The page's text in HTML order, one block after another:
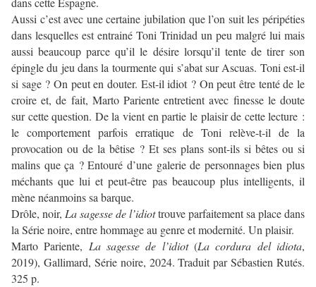
Aussi c’est avec une certaine jubilation que l’on suit les péripéties
dans lesquelles est entrainé Toni Trinidad un peu malgré lui mais
aussi beaucoup parce qu’il le désire lorsqu’il tente de tirer son
épingle du jeu dans la tourmente qui s’abat sur Ascuas. Toni est-il
si sage ? On peut en douter. Est-il idiot ? On peut être tenté de le
croire et, de fait, Marto Pariente entretient avec finesse le doute
sur cette question. De la vient en partie le plaisir de cette lecture :
le comportement parfois erratique de Toni relève-t-il de la
provocation ou de la bêtise ? Et ses plans sont-ils si bêtes ou si
malins que ça ? Entouré d’une galerie de personnages bien plus
méchants que lui et peut-être pas beaucoup plus intelligents, il
mène néanmoins sa barque.
Drôle, noir, La sagesse de l’idiottrouve parfaitement sa place dans
la Série noire, entre hommage au genre et modernité. Un plaisir.
Marto Pariente, La sagesse de l’idiot(La cordura del idiota,
2019), Gallimard, Série noire, 2024. Traduit par Sébastien Rutés.
325 p.